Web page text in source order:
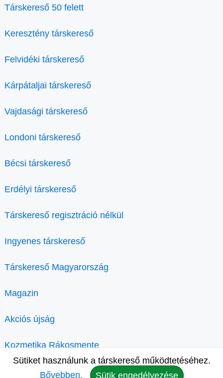
Társkereső 50 felett
Keresztény társkereső
Felvidéki társkereső
Kárpátaljai társkereső
Vajdasági társkereső
Londoni társkereső
Bécsi társkereső
Erdélyi társkereső
Társkereső regisztráció nélkül
Ingyenes társkereső
Társkereső Magyarország
Magazin
Akciós újság
Kozmetika Rákosmente
Sütiket használunk a társkereső működtetéséhez.
Bővebben.
Sütik engedélyezése